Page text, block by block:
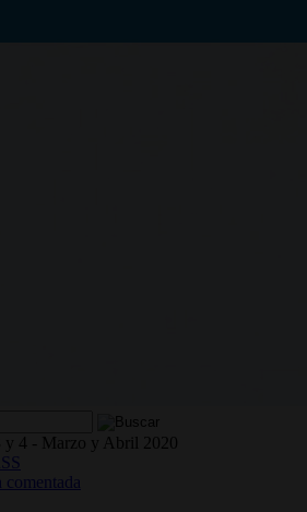
y 4 - Marzo y Abril 2020